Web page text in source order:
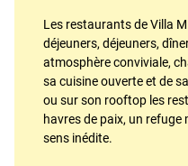
Les restaurants de Villa
déjeuners, déjeuners,
atmosphère conviviale,
sa cuisine ouverte et de
ou sur son rooftop les
havres de paix, un refuge
sens inédite.